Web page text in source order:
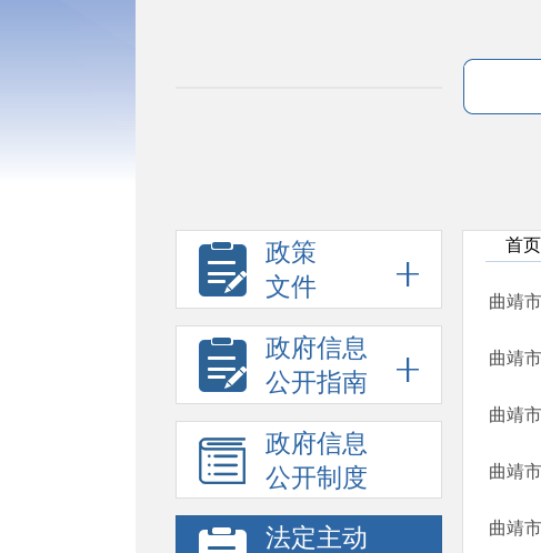
政策
文件
政府信息
公开指南
政府信息
公开制度
法定主动
首页
曲靖
曲靖
曲靖
曲靖
曲靖